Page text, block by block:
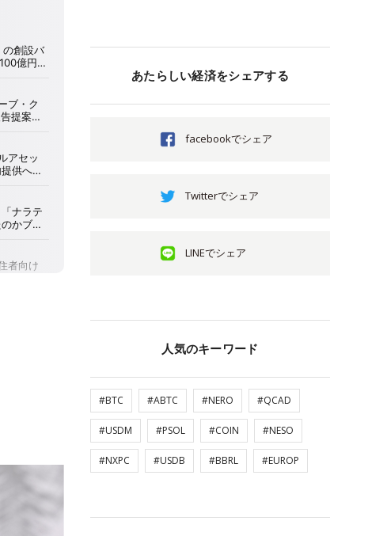
あたらしい経済をシェアする
facebookでシェア
Twitterでシェア
LINEでシェア
人気のキーワード
#BTC #ABTC #NERO #QCAD
#USDM #PSOL #COIN #NESO
#NXPC #USDB #BBRL #EUROP